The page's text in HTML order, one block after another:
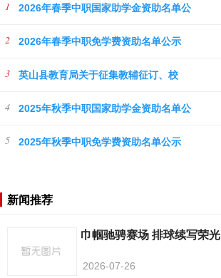
1 2026年春季中职国家助学金资助名单公
2 2026年春季中职免学费资助名单公示
3 英山县教育局关于征集教辅征订、校
4 2025年秋季中职国家助学金资助名单公
5 2025年秋季中职免学费资助名单公示
新闻推荐
巾帼驰骋赛场 排球续写荣光
2026-07-26